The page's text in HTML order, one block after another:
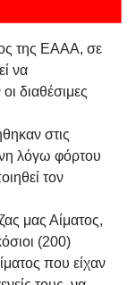
της ΕΑΑΑ, σε
να
διαθέσιμες
στις
λόγω φόρτου
τον
μας Αίματος,
(200)
που είχαν